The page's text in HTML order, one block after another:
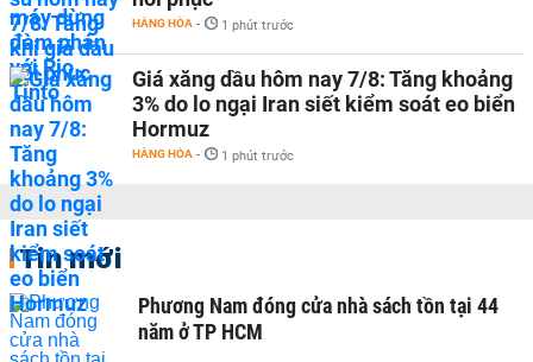
HÀNG HÓA - 1 phút trước
Giá xăng dầu hôm nay 7/8: Tăng khoảng
3% do lo ngại Iran siết kiểm soát eo biển
Hormuz
HÀNG HÓA - 1 phút trước
Tin mới
Phương Nam đóng cửa nhà sách tồn tại 44
năm ở TP HCM